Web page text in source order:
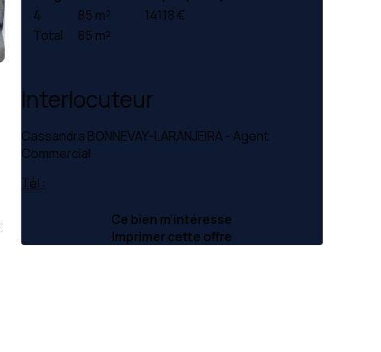
4
85 m²
141.18 €
Total
85 m²
Interlocuteur
Cassandra BONNEVAY-LARANJEIRA - Agent
Commercial
Tél :
Ce bien m’intéresse
Imprimer cette offre